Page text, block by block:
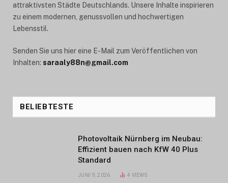
attraktivsten Städte Deutschlands. Unsere Inhalte inspirieren
zu einem modernen, genussvollen und hochwertigen
Lebensstil.
Senden Sie uns hier eine E-Mail zum Veröffentlichen von
Inhalten: saraaly88n@gmail.com
BELIEBTESTE
Photovoltaik Nürnberg im Neubau:
Effizient bauen nach KfW 40 Plus
Standard
JUNI 9, 2026 4 VIEWS